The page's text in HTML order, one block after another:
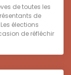
de toutes les
de
élections
de réfléchir